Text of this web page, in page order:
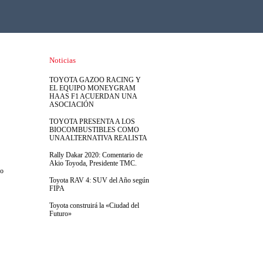
Noticias
TOYOTA GAZOO RACING Y
EL EQUIPO MONEYGRAM
HAAS F1 ACUERDAN UNA
ASOCIACIÓN
TOYOTA PRESENTA A LOS
BIOCOMBUSTIBLES COMO
UNAALTERNATIVA REALISTA
Rally Dakar 2020: Comentario de
Akio Toyoda, Presidente TMC.
Toyota RAV 4: SUV del Año según
FIPA
Toyota construirá la «Ciudad del
Futuro»